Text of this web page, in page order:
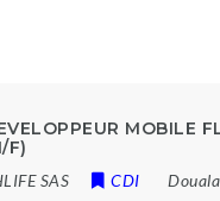
MOBILE
F)
SAS CDI
Douala